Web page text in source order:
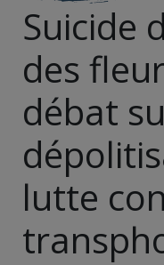
Suicide
des
débat
lutte